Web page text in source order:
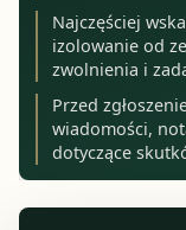
Najczęściej
izolowanie od
zwolnienia i
Przed
wiadomości,
dotyczące